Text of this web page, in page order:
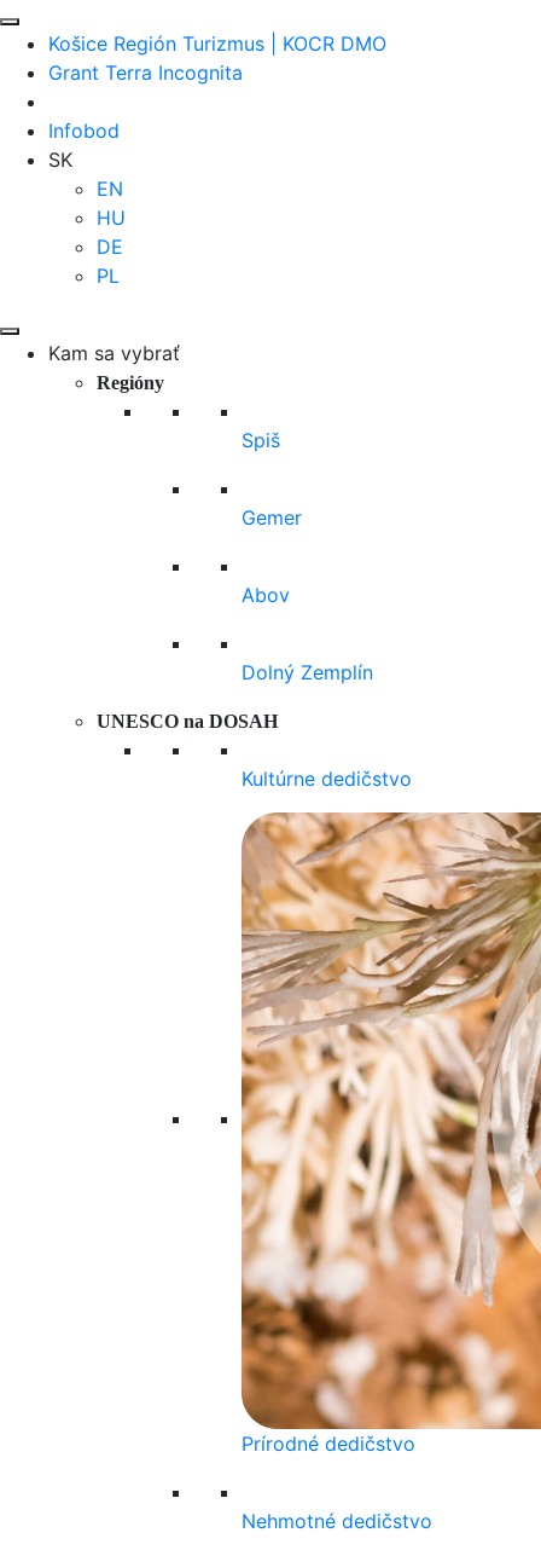
Košice Región Turizmus | KOCR DMO
Grant Terra Incognita
Infobod
SK
EN
HU
DE
PL
Kam sa vybrať
Regióny
Spiš
Gemer
Abov
Dolný Zemplín
UNESCO na DOSAH
Kultúrne dedičstvo
Prírodné dedičstvo
Nehmotné dedičstvo